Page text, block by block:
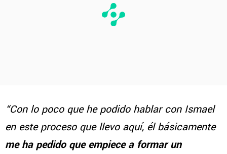
“Con lo poco que he podido hablar con Ismael
en este proceso que llevo aquí, él básicamente
me ha pedido que empiece a formar un